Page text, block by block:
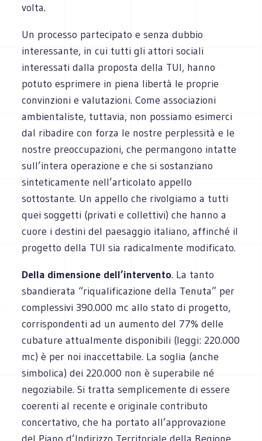
volta.
Un processo partecipato e senza dubbio
interessante, in cui tutti gli attori sociali
interessati dalla proposta della TUI, hanno
potuto esprimere in piena libertà le proprie
convinzioni e valutazioni. Come associazioni
ambientaliste, tuttavia, non possiamo esimerci
dal ribadire con forza le nostre perplessità e le
nostre preoccupazioni, che permangono intatte
sull’intera operazione e che si sostanziano
sinteticamente nell’articolato appello
sottostante. Un appello che rivolgiamo a tutti
quei soggetti (privati e collettivi) che hanno a
cuore i destini del paesaggio italiano, affinché il
progetto della TUI sia radicalmente modificato.
Della dimensione dell’intervento. La tanto
sbandierata “riqualificazione della Tenuta” per
complessivi 390.000 mc allo stato di progetto,
corrispondenti ad un aumento del 77% delle
cubature attualmente disponibili (leggi: 220.000
mc) è per noi inaccettabile. La soglia (anche
simbolica) dei 220.000 non è superabile né
negoziabile. Si tratta semplicemente di essere
coerenti al recente e originale contributo
concertativo, che ha portato all’approvazione